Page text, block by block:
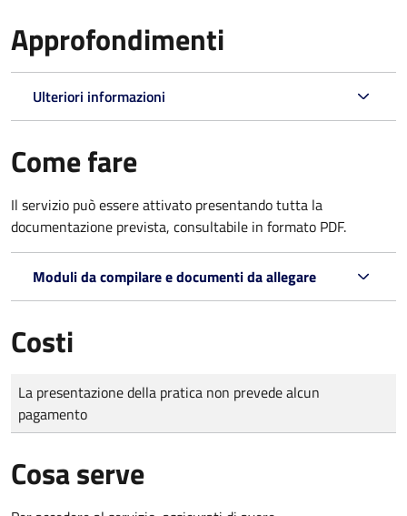
Approfondimenti
Ulteriori informazioni
Come fare
Il servizio può essere attivato presentando tutta la
documentazione prevista, consultabile in formato PDF.
Moduli da compilare e documenti da allegare
Costi
Tipo di pagamento
Importo
La presentazione della pratica non prevede alcun
pagamento
Cosa serve